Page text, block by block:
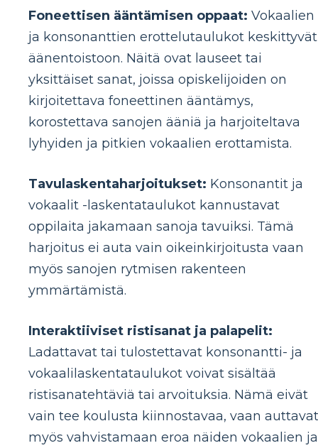
Foneettisen ääntämisen oppaat: Vokaalien
ja konsonanttien erottelutaulukot keskittyvät
äänentoistoon. Näitä ovat lauseet tai
yksittäiset sanat, joissa opiskelijoiden on
kirjoitettava foneettinen ääntämys,
korostettava sanojen ääniä ja harjoiteltava
lyhyiden ja pitkien vokaalien erottamista.
Tavulaskentaharjoitukset: Konsonantit ja
vokaalit -laskentataulukot kannustavat
oppilaita jakamaan sanoja tavuiksi. Tämä
harjoitus ei auta vain oikeinkirjoitusta vaan
myös sanojen rytmisen rakenteen
ymmärtämistä.
Interaktiiviset ristisanat ja palapelit:
Ladattavat tai tulostettavat konsonantti- ja
vokaalilaskentataulukot voivat sisältää
ristisanatehtäviä tai arvoituksia. Nämä eivät
vain tee koulusta kiinnostavaa, vaan auttavat
myös vahvistamaan eroa näiden vokaalien ja